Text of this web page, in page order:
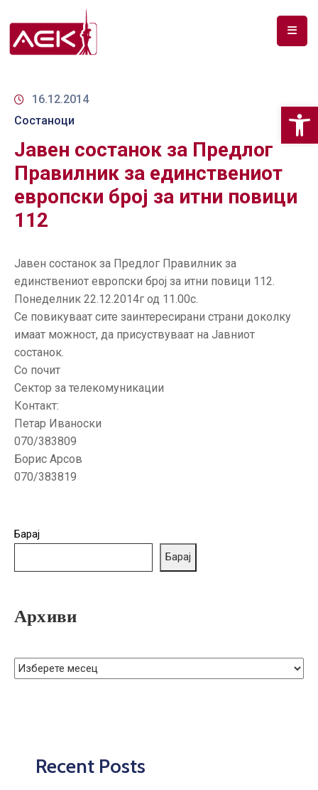
ЗА
ДОКУМЕНТИ
СПЕКТАР
ТЕЛЕКОМУНИКАЦИИ
АНАЛИЗА
ГРИЖА
ЗА
КОРИСНИЦИ
ЈАВНИ
НАБАВКИ
16.12.2014
Состаноци
Јавен состанок за Предлог
Правилник за единствениот
европски број за итни повици
112
Јавен состанок за Предлог Правилник за
единствениот европски број за итни повици 112.
Понеделник 22.12.2014г од 11.00с.
Се повикуваат сите заинтересирани страни доколку
имаат можност, да присуствуваат на Јавниот
состанок.
Со почит
Сектор за телекомуникации
Контакт:
Петар Иваноски
070/383809
Борис Арсов
070/383819
Барај
Барај
Архиви
Recent Posts